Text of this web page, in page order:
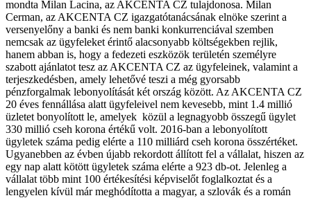
mondta Milan Lacina, az AKCENTA CZ tulajdonosa. Milan
Cerman, az AKCENTA CZ igazgatótanácsának elnöke szerint a
versenyelőny a banki és nem banki konkurrenciával szemben
nemcsak az ügyfeleket érintő alacsonyabb költségekben rejlik,
hanem abban is, hogy a fedezeti eszközök területén személyre
szabott ajánlatot tesz az AKCENTA CZ az ügyfeleinek, valamint a
terjeszkedésben, amely lehetővé teszi a még gyorsabb
pénzforgalmak lebonyolítását két ország között. Az AKCENTA CZ
20 éves fennállása alatt ügyfeleivel nem kevesebb, mint 1.4 millió
üzletet bonyolított le, amelyek közül a legnagyobb összegű ügylet
330 millió cseh korona értékű volt. 2016-ban a lebonyolított
ügyletek száma pedig elérte a 110 milliárd cseh korona összértéket.
Ugyanebben az évben újabb rekordott állított fel a vállalat, hiszen az
egy nap alatt kötött ügyletek száma elérte a 923 db-ot. Jelenleg a
vállalat több mint 100 értékesítési képviselőt foglalkoztat és a
lengyelen kívül már meghódította a magyar, a szlovák és a román